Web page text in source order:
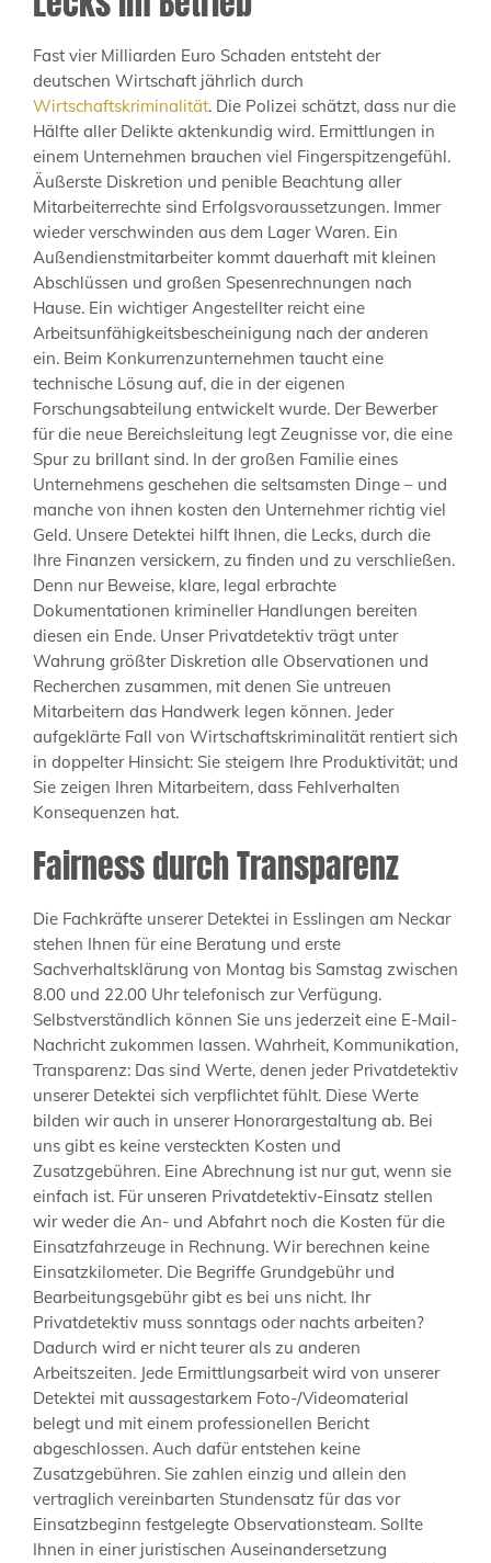
Fast vier Milliarden Euro Schaden entsteht der
deutschen Wirtschaft jährlich durch
Wirtschaftskriminalität. Die Polizei schätzt, dass nur die
Hälfte aller Delikte aktenkundig wird. Ermittlungen in
einem Unternehmen brauchen viel Fingerspitzengefühl.
Äußerste Diskretion und penible Beachtung aller
Mitarbeiterrechte sind Erfolgsvoraussetzungen. Immer
wieder verschwinden aus dem Lager Waren. Ein
Außendienstmitarbeiter kommt dauerhaft mit kleinen
Abschlüssen und großen Spesenrechnungen nach
Hause. Ein wichtiger Angestellter reicht eine
Arbeitsunfähigkeitsbescheinigung nach der anderen
ein. Beim Konkurrenzunternehmen taucht eine
technische Lösung auf, die in der eigenen
Forschungsabteilung entwickelt wurde. Der Bewerber
für die neue Bereichsleitung legt Zeugnisse vor, die eine
Spur zu brillant sind. In der großen Familie eines
Unternehmens geschehen die seltsamsten Dinge – und
manche von ihnen kosten den Unternehmer richtig viel
Geld. Unsere Detektei hilft Ihnen, die Lecks, durch die
Ihre Finanzen versickern, zu finden und zu verschließen.
Denn nur Beweise, klare, legal erbrachte
Dokumentationen krimineller Handlungen bereiten
diesen ein Ende. Unser Privatdetektiv trägt unter
Wahrung größter Diskretion alle Observationen und
Recherchen zusammen, mit denen Sie untreuen
Mitarbeitern das Handwerk legen können. Jeder
aufgeklärte Fall von Wirtschaftskriminalität rentiert sich
in doppelter Hinsicht: Sie steigern Ihre Produktivität; und
Sie zeigen Ihren Mitarbeitern, dass Fehlverhalten
Konsequenzen hat.
Fairness durch Transparenz
Die Fachkräfte unserer Detektei in Esslingen am Neckar
stehen Ihnen für eine Beratung und erste
Sachverhaltsklärung von Montag bis Samstag zwischen
8.00 und 22.00 Uhr telefonisch zur Verfügung.
Selbstverständlich können Sie uns jederzeit eine E-Mail-
Nachricht zukommen lassen. Wahrheit, Kommunikation,
Transparenz: Das sind Werte, denen jeder Privatdetektiv
unserer Detektei sich verpflichtet fühlt. Diese Werte
bilden wir auch in unserer Honorargestaltung ab. Bei
uns gibt es keine versteckten Kosten und
Zusatzgebühren. Eine Abrechnung ist nur gut, wenn sie
einfach ist. Für unseren Privatdetektiv-Einsatz stellen
wir weder die An- und Abfahrt noch die Kosten für die
Einsatzfahrzeuge in Rechnung. Wir berechnen keine
Einsatzkilometer. Die Begriffe Grundgebühr und
Bearbeitungsgebühr gibt es bei uns nicht. Ihr
Privatdetektiv muss sonntags oder nachts arbeiten?
Dadurch wird er nicht teurer als zu anderen
Arbeitszeiten. Jede Ermittlungsarbeit wird von unserer
Detektei mit aussagestarkem Foto-/Videomaterial
belegt und mit einem professionellen Bericht
abgeschlossen. Auch dafür entstehen keine
Zusatzgebühren. Sie zahlen einzig und allein den
vertraglich vereinbarten Stundensatz für das vor
Einsatzbeginn festgelegte Observationsteam. Sollte
Ihnen in einer juristischen Auseinandersetzung